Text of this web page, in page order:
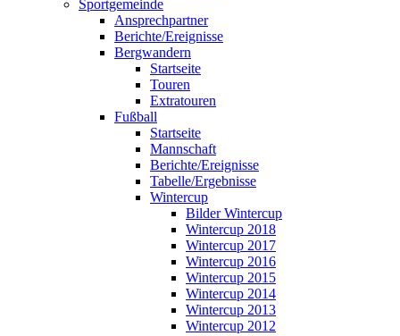
Sportgemeinde
Ansprechpartner
Berichte/Ereignisse
Bergwandern
Startseite
Touren
Extratouren
Fußball
Startseite
Mannschaft
Berichte/Ereignisse
Tabelle/Ergebnisse
Wintercup
Bilder Wintercup
Wintercup 2018
Wintercup 2017
Wintercup 2016
Wintercup 2015
Wintercup 2014
Wintercup 2013
Wintercup 2012